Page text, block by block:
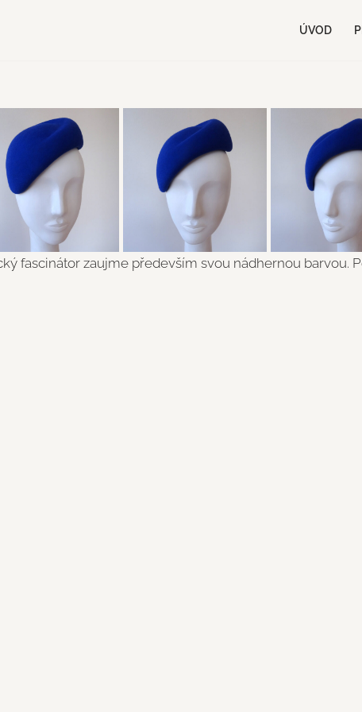
ÚVOD
fascinátor zaujme především svou nádhernou barvou.